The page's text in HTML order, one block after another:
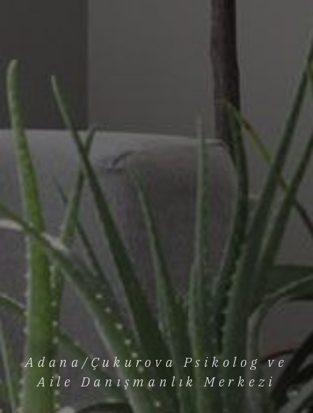
Adana/Çukurova Psikolog ve
Aile Danışmanlık Merkezi